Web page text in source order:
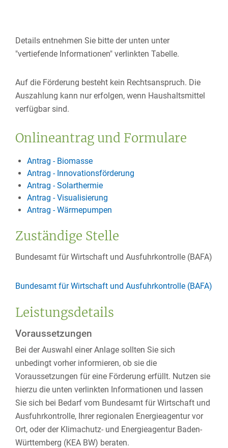
Details entnehmen Sie bitte der unten unter
"vertiefende Informationen" verlinkten Tabelle.
Auf die Förderung besteht kein Rechtsanspruch. Die
Auszahlung kann nur erfolgen, wenn Haushaltsmittel
verfügbar sind.
Onlineantrag und Formulare
Antrag - Biomasse
Antrag - Innovationsförderung
Antrag - Solarthermie
Antrag - Visualisierung
Antrag - Wärmepumpen
Zuständige Stelle
Bundesamt für Wirtschaft und Ausfuhrkontrolle (BAFA)
Bundesamt für Wirtschaft und Ausfuhrkontrolle (BAFA)
Leistungsdetails
Voraussetzungen
Bei der Auswahl einer Anlage sollten Sie sich
unbedingt vorher informieren, ob sie die
Voraussetzungen für eine Förderung erfüllt. Nutzen sie
hierzu die unten verlinkten Informationen und lassen
Sie sich bei Bedarf vom Bundesamt für Wirtschaft und
Ausfuhrkontrolle, Ihrer regionalen Energieagentur vor
Ort, oder der Klimachutz- und Energieagentur Baden-
Württemberg (KEA BW) beraten.